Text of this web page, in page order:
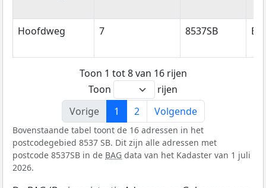
Hoofdweg 7 8537SB
Toon 1 tot 8 van 16 rijen
Toon
rijen
Vorige
1 2 Volgende
Bovenstaande tabel toont de 16 adressen in het
postcodegebied 8537 SB. Dit zijn alle adressen met
postcode 8537SB in de BAG data van het Kadaster van 1 juli
2026.